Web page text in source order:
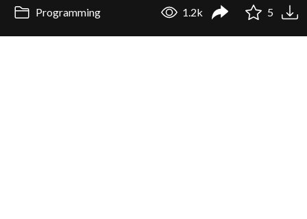
Programming 1.2k 5